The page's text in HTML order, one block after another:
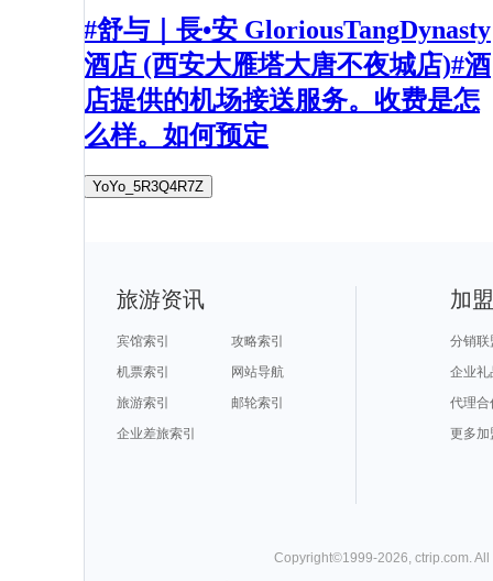
#舒与｜長•安 GloriousTangDynasty
酒店 (西安大雁塔大唐不夜城店)#酒
店提供的机场接送服务。收费是怎
么样。如何预定
YoYo_5R3Q4R7Z
旅游资讯
宾馆索引
攻略索引
机票索引
网站导航
旅游索引
邮轮索引
企业差旅索引
加
分销联
企业礼
代理合
更多加
Copyright©1999-2026, ctrip.com.